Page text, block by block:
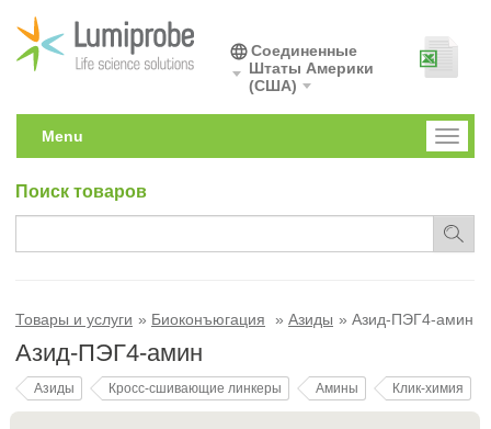
Соединенные
Штаты Америки
(США)
Toggle
Menu
Поиск товаров
Товары и услуги Биоконъюгация Азиды Азид-ПЭГ4-амин
Азид-ПЭГ4-амин
Азиды Кросс-сшивающие линкеры Амины Клик-химия